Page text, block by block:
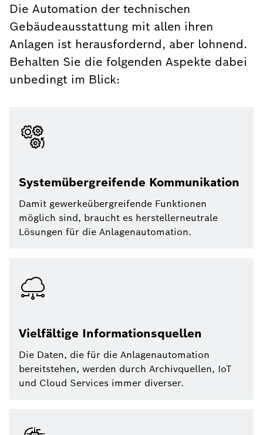
Die Automation der technischen
Gebäudeausstattung mit allen ihren
Anlagen ist herausfordernd, aber lohnend.
Behalten Sie die folgenden Aspekte dabei
unbedingt im Blick:
Systemübergreifende Kommunikation
Damit gewerkeübergreifende Funktionen
möglich sind, braucht es herstellerneutrale
Lösungen für die Anlagenautomation.
Vielfältige Informationsquellen
Die Daten, die für die Anlagenautomation
bereitstehen, werden durch Archivquellen, IoT
und Cloud Services immer diverser.